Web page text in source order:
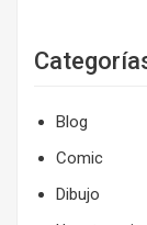
Blog
Comic
Dibujo